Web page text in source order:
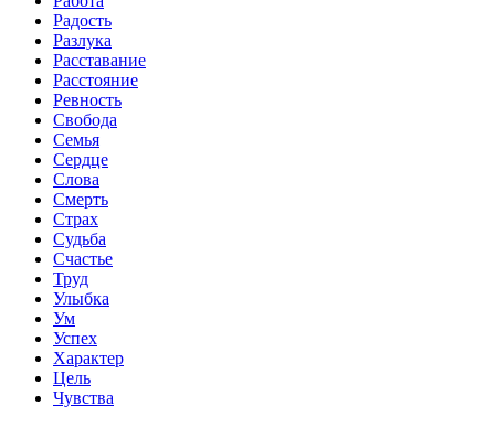
Радость
Разлука
Расставание
Расстояние
Ревность
Свобода
Семья
Сердце
Слова
Смерть
Страх
Судьба
Счастье
Труд
Улыбка
Ум
Успех
Характер
Цель
Чувства